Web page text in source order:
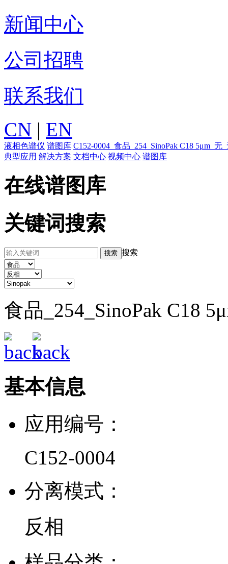
新闻中心
公司招聘
联系我们
CN | EN
液相色谱仪 谱图库 C152-0004_食品_254_SinoPak C18 5μm_无
典型应用 解决方案 文档中心 视频中心 谱图库
在线谱图库
关键词搜索
搜索
食品_254_SinoPak C18
基本信息
应用编号：
C152-0004
分离模式：
反相